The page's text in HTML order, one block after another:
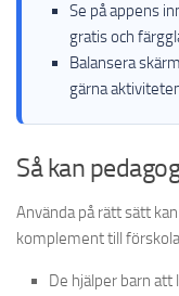
Se på appens
gratis och
Balansera
gärna
Så kan
Använda på rätt sätt
komplement till
De hjälper barn att